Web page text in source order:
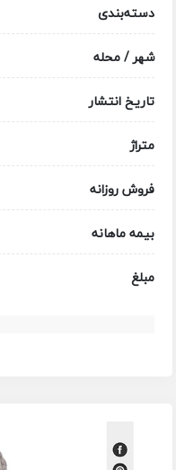
دسته‌بندی
شهر / محله
تاریخ انتشار
متراژ
فروش روزانه
بیمه ماهانه
مبلغ